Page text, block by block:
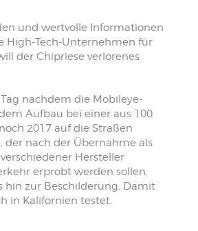
und wertvolle Informationen
High-Tech-Unternehmen für
der Chipriese verlorenes
nachdem die Mobileye-
Aufbau bei einer aus 100
2017 auf die Straßen
nach der Übernahme als
Hersteller
erprobt werden sollen.
hin zur Beschilderung. Damit
in Kalifornien testet.